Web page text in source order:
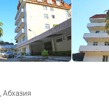
Абхазия